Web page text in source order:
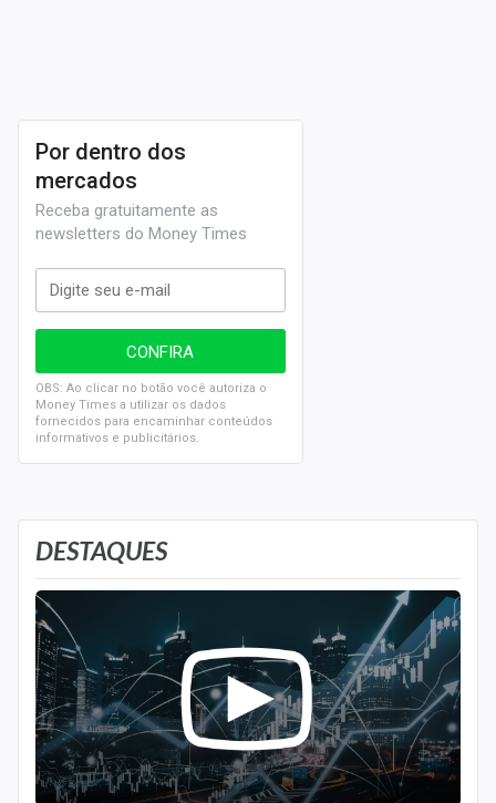
DESTAQUES
Por dentro dos
mercados
Receba gratuitamente as
newsletters do Money Times
OBS: Ao clicar no botão você autoriza o
Money Times a utilizar os dados
fornecidos para encaminhar conteúdos
informativos e publicitários.